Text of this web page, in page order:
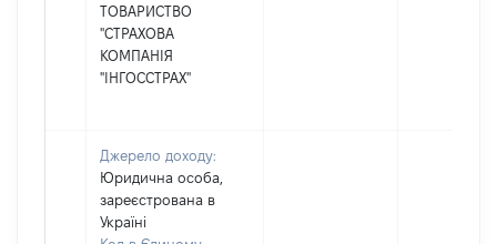
ТОВАРИСТВО
"СТРАХОВА
КОМПАНІЯ
"ІНГОССТРАХ"
Джерело доходу:
Юридична особа,
зареєстрована в
Україні